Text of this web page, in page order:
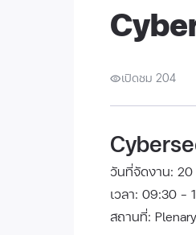
เปิดชม 204
วันที่จัดงาน:
เวลา: 09:30 -
สถานที่: